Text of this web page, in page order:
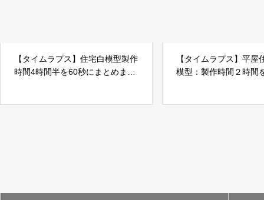
【タイムラプス】住宅白模型製作
時間4時間半を60秒にまとめまし
【タイムラプス】平屋
模型：製作時間２時間